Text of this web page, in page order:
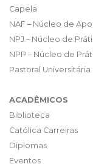
Capela
NAF – Núcleo de
NPJ – Núcleo de
NPP – Núcleo de
Pastoral Universitária
ACADÊMICOS
Biblioteca
Católica Carreiras
Diplomas
Eventos